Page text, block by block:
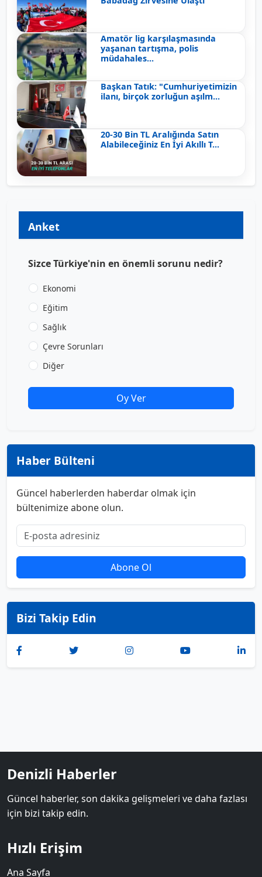
Amatör lig karşılaşmasında
yaşanan tartışma, polis
müdahales...
Başkan Tatık: "Cumhuriyetimizin
ilanı, birçok zorluğun aşılm...
20-30 Bin TL Aralığında Satın
Alabileceğiniz En İyi Akıllı T...
Anket
Sizce Türkiye'nin en önemli sorunu nedir?
Ekonomi
Eğitim
Sağlık
Çevre Sorunları
Diğer
Oy Ver
Haber Bülteni
Güncel haberlerden haberdar olmak için
bültenimize abone olun.
Abone Ol
Bizi Takip Edin
Denizli Haberler
Güncel haberler, son dakika gelişmeleri ve daha fazlası
için bizi takip edin.
Hızlı Erişim
Ana Sayfa